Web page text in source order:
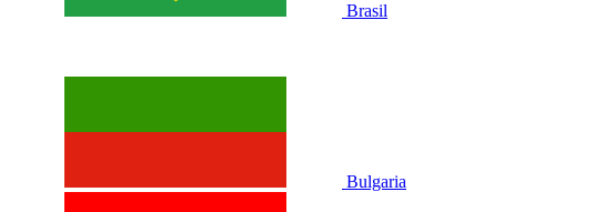
Brasil
Bulgaria